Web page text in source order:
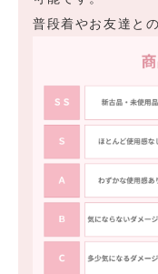
普段着やお友達と